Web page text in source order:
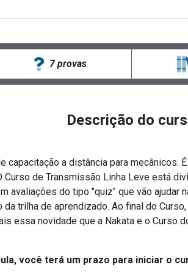
7 provas
Descrição do
capacitação a distância para mecânicos.
Curso de Transmissão Linha Leve está
avaliações do tipo "quiz" que vão
trilha de aprendizado. Ao final do
essa novidade que a Nakata e o Curso
você terá um prazo para iniciar o